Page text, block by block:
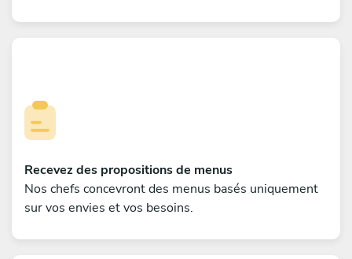
Recevez des propositions de menus
Nos chefs concevront des menus basés uniquement
sur vos envies et vos besoins.